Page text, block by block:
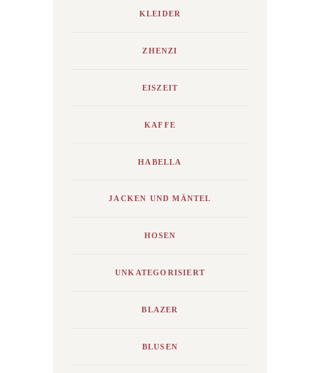
KLEIDER
ZHENZI
EISZEIT
KAFFE
HABELLA
JACKEN UND MÄNTEL
HOSEN
UNKATEGORISIERT
BLAZER
BLUSEN